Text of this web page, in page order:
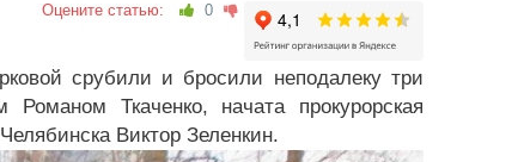
Оцените статью: 0
срубили и бросили неподалеку три
Ткаченко, начата прокурорская
Виктор Зеленкин.